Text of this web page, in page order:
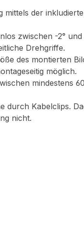
der
zwischen -2°
Drehgriffe.
des montierten
möglich.
mindestens
durch Kabelclips.
nicht.